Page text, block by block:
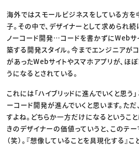
海外ではスモールビジネスをしている方
子。その中で、デザイナーとして求められ
ノーコード開発…コードを書かずにWebサ
築する開発スタイル。今までエンジニアが
があったWebサイトやスマホアプリが、ほ
うになるとされている。
これには「ハイブリッドに進んでいくと思う
ーコード開発が進んでいくと思います。ただ
すよね。どちらか一方だけになるというこ
きのデザイナーの価値っていうと、このテ
（笑）。『想像していることを具現化する』